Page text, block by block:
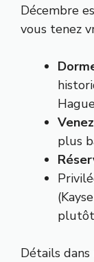
Décembre
vous tenez
plus
plutôt
Détails